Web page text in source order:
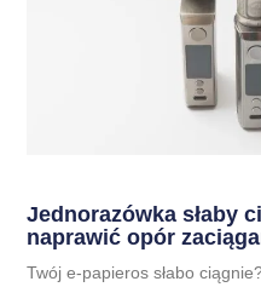
Jednorazówka słaby
naprawić opór
Twój e-papieros słabo